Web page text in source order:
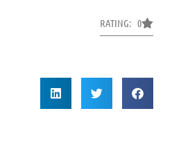
RATING: 0